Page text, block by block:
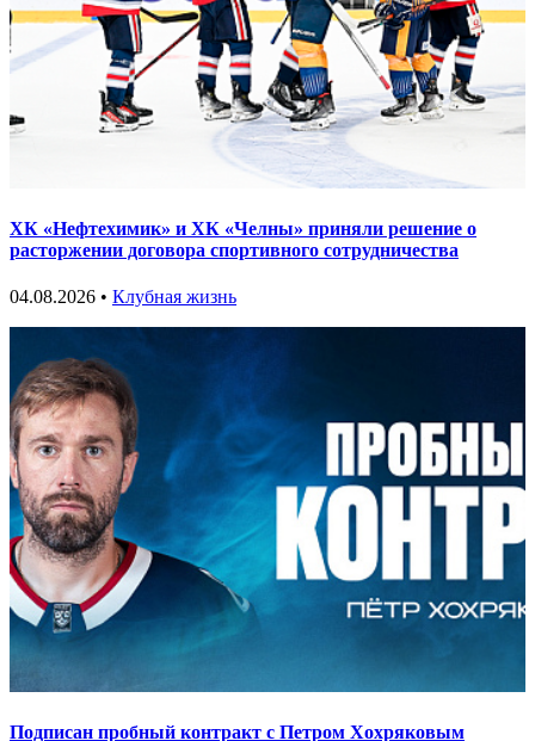
ХК «Нефтехимик» и ХК «Челны» приняли решение о
расторжении договора спортивного сотрудничества
04.08.2026 • Клубная жизнь
Подписан пробный контракт с Петром Хохряковым